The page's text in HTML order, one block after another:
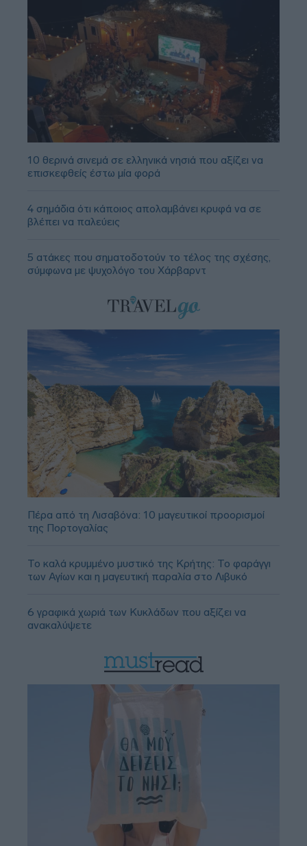
10 θερινά σινεμά σε ελληνικά νησιά που αξίζει να
επισκεφθείς έστω μία φορά
4 σημάδια ότι κάποιος απολαμβάνει κρυφά να σε
βλέπει να παλεύεις
5 ατάκες που σηματοδοτούν το τέλος της σχέσης,
σύμφωνα με ψυχολόγο του Χάρβαρντ
Πέρα από τη Λισαβόνα: 10 μαγευτικοί προορισμοί
της Πορτογαλίας
Το καλά κρυμμένο μυστικό της Κρήτης: Το φαράγγι
των Αγίων και η μαγευτική παραλία στο Λιβυκό
6 γραφικά χωριά των Κυκλάδων που αξίζει να
ανακαλύψετε